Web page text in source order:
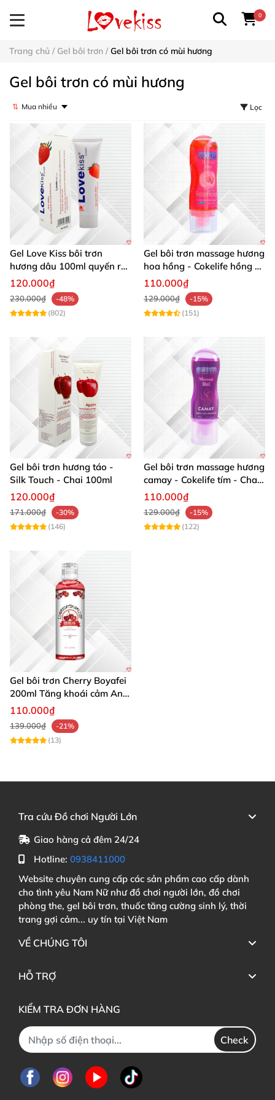
0
Trang chủ / Gel bôi trơn / Gel bôi trơn có mùi hương
Gel bôi trơn có mùi hương
⇅ Lọc
Gel Love Kiss bôi trơn
hương dâu 100ml quyến rũ
thơm ngọt nâng cảm xúc
120.000₫
230.000₫
-48%
(802)
Gel bôi trơn massage hương
hoa hồng - Cokelife hồng -
Chai 100ml
110.000₫
129.000₫
-15%
(151)
Gel bôi trơn hương táo -
Silk Touch - Chai 100ml
120.000₫
171.000₫
-30%
(146)
Gel bôi trơn massage hương
camay - Cokelife tím - Chai
100ml
110.000₫
129.000₫
-15%
(122)
Gel bôi trơn Cherry Boyafei
200ml Tăng khoái cảm An
toàn
110.000₫
139.000₫
-21%
(13)
Tra cứu Đồ chơi Người Lớn
Giao hàng cả đêm 24/24
Hotline: 0938411000
Website chuyên cung cấp các sản phẩm cao cấp dành
cho tình yêu Nam Nữ như đồ chơi người lớn, đồ chơi
phòng the, gel bôi trơn, thuốc tăng cường sinh lý, thời
trang gợi cảm... uy tín tại Việt Nam
VỀ CHÚNG TÔI
HỖ TRỢ
KIỂM TRA ĐƠN HÀNG
Check